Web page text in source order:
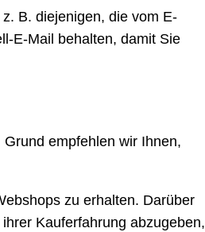
B. diejenigen, die vom E-
E-Mail behalten, damit Sie
empfehlen wir Ihnen,
zu erhalten. Darüber
Kauferfahrung abzugeben,